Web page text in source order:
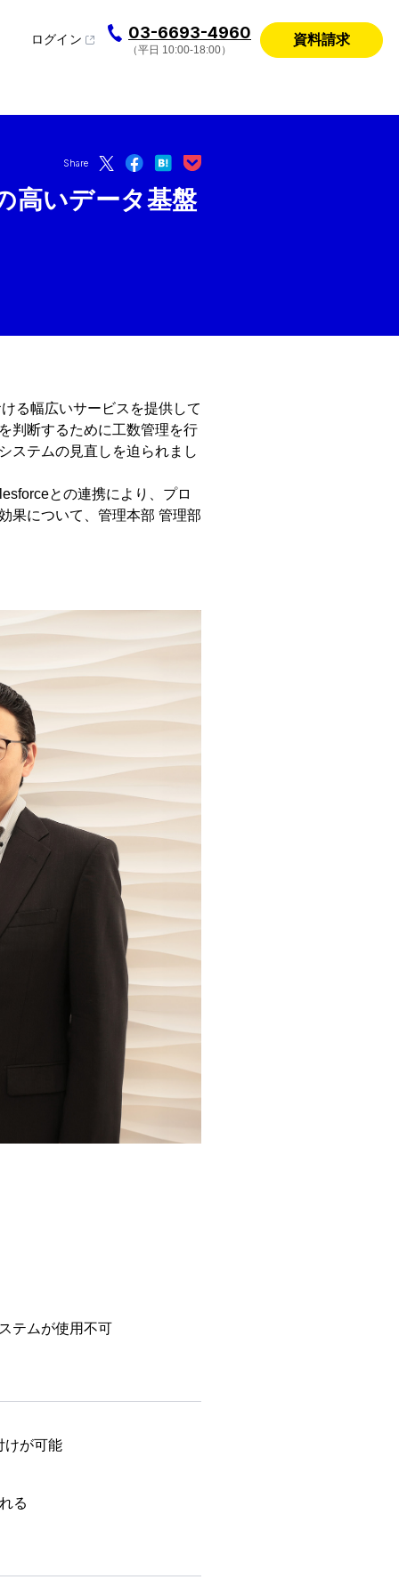
ログイン 03-6693-4960
（平日 10:00-18:00）
資料請求
高いデータ基盤
Share
る幅広いサービスを提供して
判断するために工数管理を行
ステムの見直しを迫られまし
との連携により、プロ
果について、管理本部 管理部
テムが使用不可
けが可能
る